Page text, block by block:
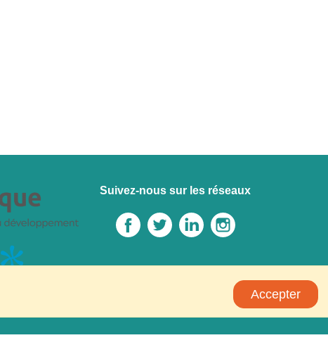
Accepter
Suivez-nous sur les réseaux